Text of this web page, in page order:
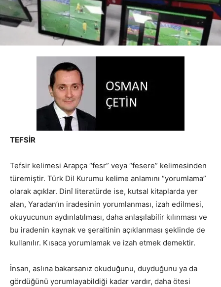
TEFSİR
Tefsir kelimesi Arapça “fesr” veya “fesere” kelimesinden
türemiştir. Türk Dil Kurumu kelime anlamını “yorumlama”
olarak açıklar. Dinî literatürde ise, kutsal kitaplarda yer
alan, Yaradan’ın iradesinin yorumlanması, izah edilmesi,
okuyucunun aydınlatılması, daha anlaşılabilir kılınması ve
bu iradenin kaynak ve şeraitinin açıklanması şeklinde de
kullanılır. Kısaca yorumlamak ve izah etmek demektir.
İnsan, aslına bakarsanız okuduğunu, duyduğunu ya da
gördüğünü yorumlayabildiği kadar vardır, daha ötesi